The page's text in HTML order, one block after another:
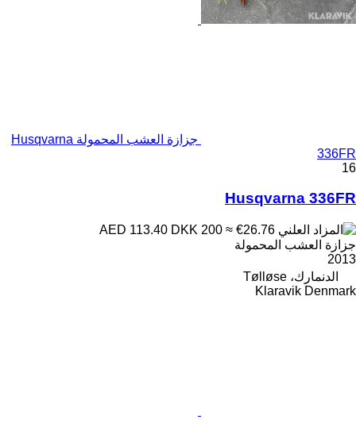
جزازة العشب المحمولة Husqvarna
336FR
16
Husqvarna 336FR
DKK 200 ≈ €26.76
جزازة العشب المحمولة
2013
الدنمارك، Tølløse
Klaravik Denmark